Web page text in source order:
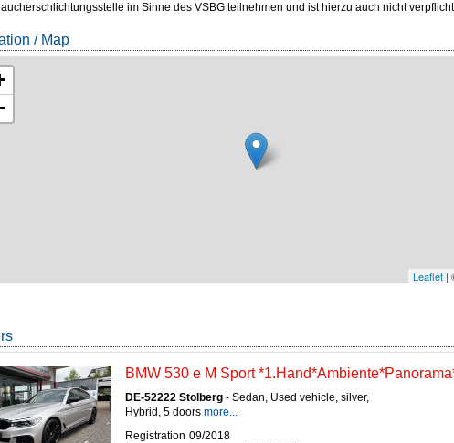
im Sinne des VSBG teilnehmen und ist hierzu auch nicht
/ Map
Leaflet |
BMW 530 e M Sport
DE-52222 Stolberg - Sedan, Used vehicle, silver,
Hybrid, 5 doors more...
Registration 09/2018